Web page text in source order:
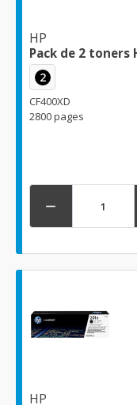
HP
Pack de 2 toners
2
CF400XD
2800 pages

HP